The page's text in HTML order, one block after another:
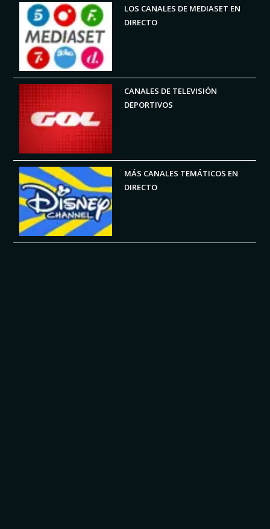
LOS CANALES DE MEDIASET EN
DIRECTO
CANALES DE TELEVISIÓN
DEPORTIVOS
MÁS CANALES TEMÁTICOS EN
DIRECTO